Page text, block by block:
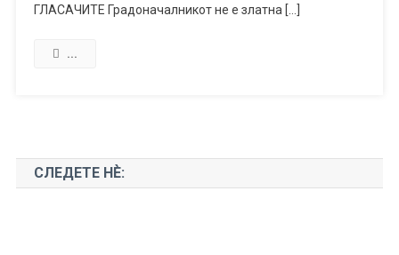
ГЛАСАЧИТЕ Градоначалникот не е златна […]
...
СЛЕДЕТЕ НЀ: